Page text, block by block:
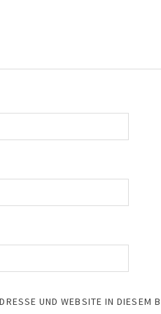
UND WEBSITE IN DIESEM